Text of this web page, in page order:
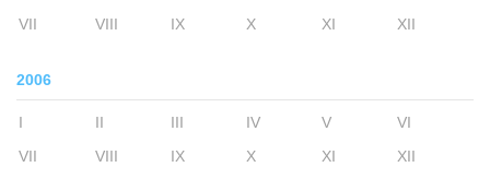
VII
VIII IX X XI XII
2006
I II III IV V
VI
VII
VIII IX X XI XII